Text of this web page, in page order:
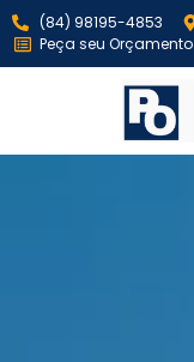
(84) 98195-4853
Peça seu Orçamento